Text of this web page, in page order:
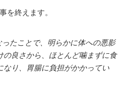
を終えます。
たことで、明らかに体への悪影
の良さから、ほとんど噛まずに食
なり、胃腸に負担がかかってい